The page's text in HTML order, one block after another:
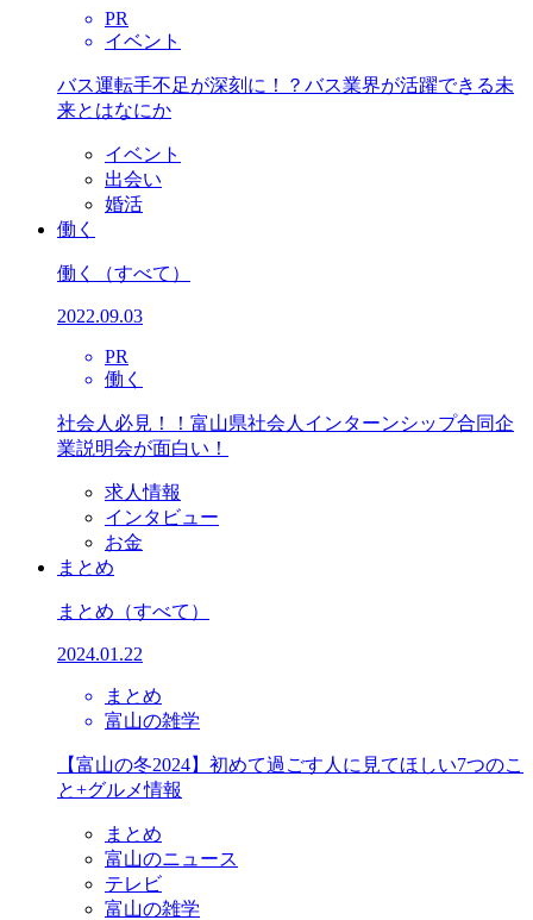
PR
イベント
バス運転手不足が深刻に！？バス業界が活躍できる未
来とはなにか
イベント
出会い
婚活
働く
働く （すべて）
2022.09.03
PR
働く
社会人必見！！富山県社会人インターンシップ合同企
業説明会が面白い！
求人情報
インタビュー
お金
まとめ
まとめ （すべて）
2024.01.22
まとめ
富山の雑学
【富山の冬2024】初めて過ごす人に見てほしい7つのこ
と+グルメ情報
まとめ
富山のニュース
テレビ
富山の雑学